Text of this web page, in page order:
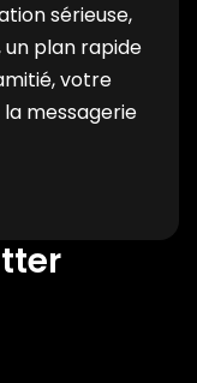
sérieuse,
plan rapide
votre
messagerie